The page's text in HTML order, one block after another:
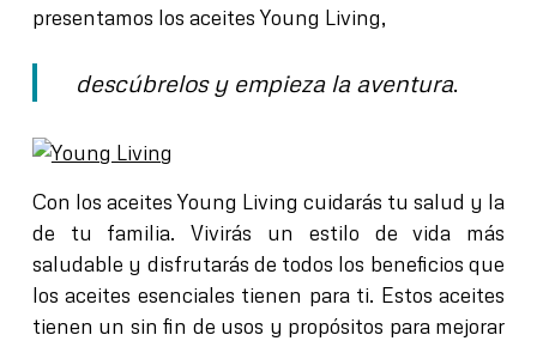
presentamos los aceites Young Living,
descúbrelos y empieza la aventura.
Con los aceites Young Living cuidarás tu salud y la
de tu familia. Vivirás un estilo de vida más
saludable y disfrutarás de todos los beneficios que
los aceites esenciales tienen para ti. Estos aceites
tienen un sin fin de usos y propósitos para mejorar